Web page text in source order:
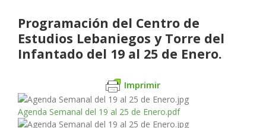
Programación del Centro de
Estudios Lebaniegos y Torre del
Infantado del 19 al 25 de Enero.
Imprimir
Agenda Semanal del 19 al 25 de Enero.pdf